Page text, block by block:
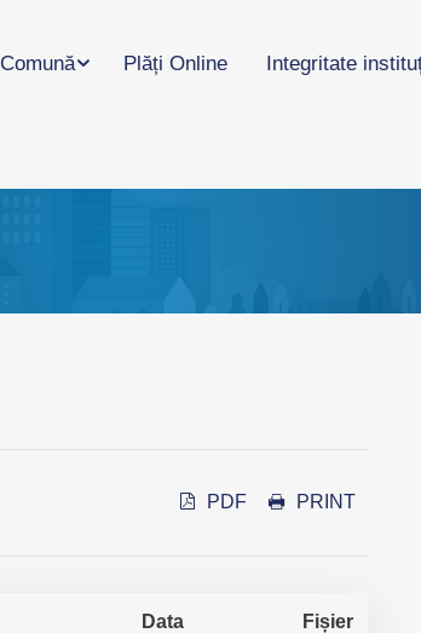
Comună Plăți Online Integritate
PDF PRINT
Data Fișier